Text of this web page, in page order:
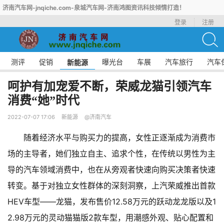
济南汽车网-jnqiche.com-泉城汽车网-济南鸿图资讯科技倾情打造！
登录
注册
测评 促销 新能源 曝光台 车展 汽车旅行 汽车
呵护有加宠爱不断，荣威龙猫引领汽车
消费“她”时代
2022-07-07 17:06 新能源 @济南汽车
随着经济水平与购买力的提高，女性正逐渐成为消费市
场的主导者，她们独立自主、追求个性，在传统以男性为主
导的汽车领域消费中，也在从旁观者快速向购买决策者快速
转变。基于对独立女性群体的深刻洞察，上汽荣威推出首款
HEV车型——龙猫，发布售价12.58万元的跃动龙龙版以及1
2.98万元的灵动猫猫版2款车型，用潮感外观、贴心配置和